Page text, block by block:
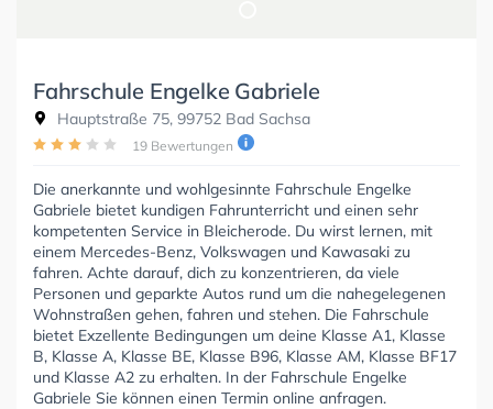
Fahrschule Engelke Gabriele
Hauptstraße 75, 99752 Bad Sachsa
19 Bewertungen
Die anerkannte und wohlgesinnte Fahrschule Engelke
Gabriele bietet kundigen Fahrunterricht und einen sehr
kompetenten Service in Bleicherode. Du wirst lernen, mit
einem Mercedes-Benz, Volkswagen und Kawasaki zu
fahren. Achte darauf, dich zu konzentrieren, da viele
Personen und geparkte Autos rund um die nahegelegenen
Wohnstraßen gehen, fahren und stehen. Die Fahrschule
bietet Exzellente Bedingungen um deine Klasse A1, Klasse
B, Klasse A, Klasse BE, Klasse B96, Klasse AM, Klasse BF17
und Klasse A2 zu erhalten. In der Fahrschule Engelke
Gabriele Sie können einen Termin online anfragen.